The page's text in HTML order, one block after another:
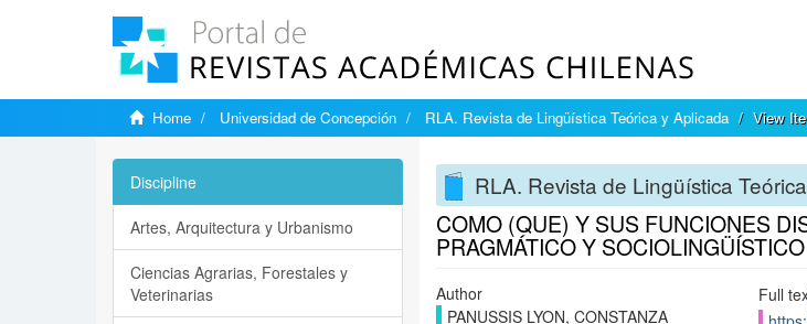
Home Universidad de Concepción RLA. Revista de Lingüística Teórica y Aplicada View
RLA. Revista de Lingüística
COMO (QUE) Y SUS FUNCIONES
PRAGMÁTICO Y SOCIOLINGÜÍSTICO
Author
PANUSSIS LYON, CONSTANZA
Full
Discipline
Artes, Arquitectura y Urbanismo
Ciencias Agrarias, Forestales y
Veterinarias